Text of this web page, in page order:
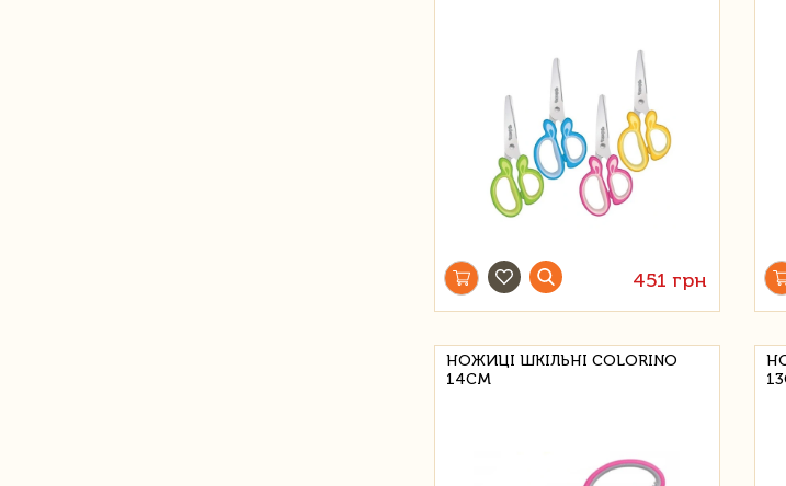
451 грн
НОЖИЦІ ШКІЛЬНІ COLORINO
14СМ